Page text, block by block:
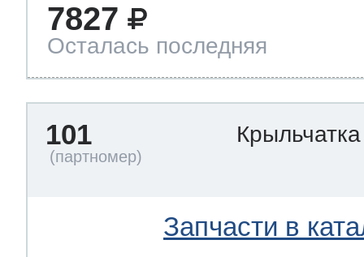
7827
Осталась последняя
101
Запчасти в